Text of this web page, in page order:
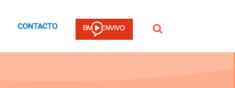
CONTACTO Buscar